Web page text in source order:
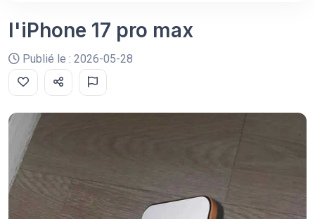
l'iPhone 17 pro max
Publié le : 2026-05-28